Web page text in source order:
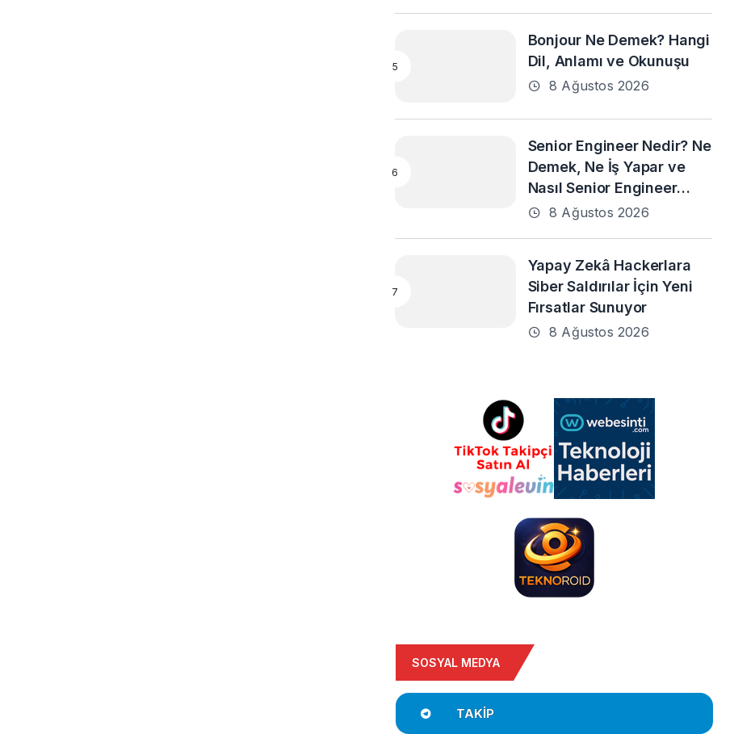
Bonjour Ne Demek? Hangi
Dil, Anlamı ve Okunuşu
8 Ağustos 2026
Senior Engineer Nedir? Ne
Demek, Ne İş Yapar ve
Nasıl Senior Engineer
Olunur?
8 Ağustos 2026
Yapay Zekâ Hackerlara
Siber Saldırılar İçin Yeni
Fırsatlar Sunuyor
8 Ağustos 2026
SOSYAL MEDYA
TAKIP